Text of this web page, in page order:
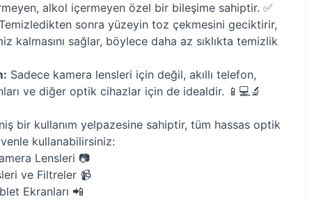
alkol içermeyen özel bir bileşime sahiptir. ✅
sonra yüzeyin toz çekmesini geciktirir,
kalmasını sağlar, böylece daha az sıklıkta temizlik
Sadece kamera lensleri için değil, akıllı telefon,
ve diğer optik cihazlar için de idealdir. 📱💻🔬
bir kullanım yelpazesine sahiptir, tüm hassas optik
kullanabilirsiniz:
Lensleri 📷
ve Filtreler 📹
Ekranları 📲